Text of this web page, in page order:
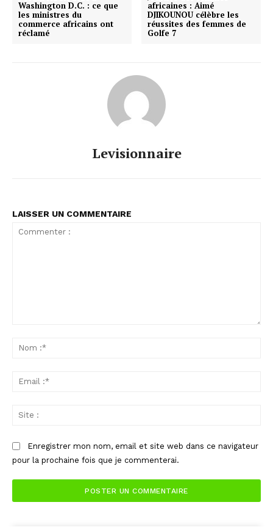
Washington D.C. : ce que
les ministres du
commerce africains ont
réclamé
africaines : Aimé
DJIKOUNOU célèbre les
réussites des femmes de
Golfe 7
Levisionnaire
LAISSER UN COMMENTAIRE
Enregistrer mon nom, email et site web dans ce navigateur
pour la prochaine fois que je commenterai.